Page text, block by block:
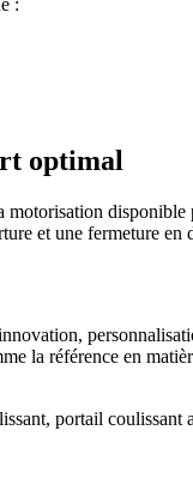
:
optimal
et une fermeture
la référence en
portail coulissant